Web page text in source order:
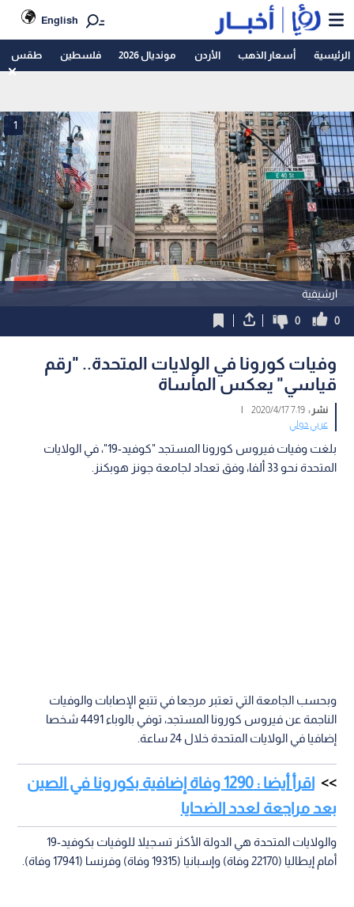
English
الرئيسية أسعار الذهب الأردن مونديال 2026 فلسطين طقس
ارشيفية
1
0
0
وفيات كورونا في الولايات المتحدة.. "رقم
قياسي" يعكس المأساة
نشر :7:19 2020/4/17
|
عربي دولي
بلغت وفيات فيروس كورونا المستجد "كوفيد-19"، في الولايات
المتحدة نحو 33 ألفا، وفق تعداد لجامعة جونز هوبكنز.
وبحسب الجامعة التي تعتبر مرجعا في تتبع الإصابات والوفيات
الناجمة عن فيروس كورونا المستجد، توفي بالوباء 4491 شخصا
إضافيا في الولايات المتحدة خلال 24 ساعة.
اقرأ أيضا : 1290 وفاة إضافية بكورونا في الصين
بعد مراجعة لعدد الضحايا
والولايات المتحدة هي الدولة الأكثر تسجيلا للوفيات بكوفيد-19
أمام إيطاليا (22170 وفاة) وإسبانيا (19315 وفاة) وفرنسا (17941 وفاة).